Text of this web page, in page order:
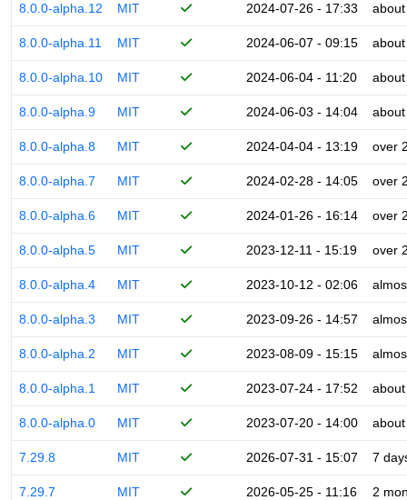
8.0.0-alpha.12 MIT 2024-07-26 - 17:33
8.0.0-alpha.11 MIT 2024-06-07 - 09:15
8.0.0-alpha.10 MIT 2024-06-04 - 11:20
8.0.0-alpha.9 MIT 2024-06-03 - 14:04
8.0.0-alpha.8 MIT 2024-04-04 - 13:19 over
8.0.0-alpha.7 MIT 2024-02-28 - 14:05 over
8.0.0-alpha.6 MIT 2024-01-26 - 16:14 over
8.0.0-alpha.5 MIT 2023-12-11 - 15:19 over
8.0.0-alpha.4 MIT 2023-10-12 - 02:06
8.0.0-alpha.3 MIT 2023-09-26 - 14:57
8.0.0-alpha.2 MIT 2023-08-09 - 15:15
8.0.0-alpha.1 MIT 2023-07-24 - 17:52
8.0.0-alpha.0 MIT 2023-07-20 - 14:00
7.29.8 MIT 2026-07-31 - 15:07 7
7.29.7 MIT 2026-05-25 - 11:16 2